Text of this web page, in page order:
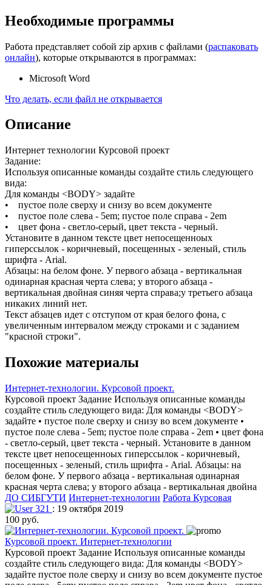
Необходимые программы
Работа представляет собой zip архив с файлами (распаковать
онлайн), которые открываются в программах:
Microsoft Word
Что делать, если файл не открывается
Описание
Интернет технологии Курсовой проект
Задание:
Используя описанные команды создайте стиль следующего
вида:
Для команды <BODY> задайте
• пустое поле сверху и снизу во всем документе
• пустое поле слева - 5em; пустое поле справа - 2em
• цвет фона - светло-серый, цвет текста - черный.
Установите в данном тексте цвет непосещенноых
гиперссылок - коричневый, посещенных - зеленый, стиль
шрифта - Arial.
Абзацы: на белом фоне. У первого абзаца - вертикальная
одинарная красная черта слева; у второго абзаца -
вертикальная двойная синяя черта справа;у третьего абзаца
никаких линий нет.
Текст абзацев идет с отступом от края белого фона, с
увеличенным интервалом между строками и с заданием
"красной строки".
Похожие материалы
Интернет-технологии. Курсовой проект.
Курсовой проект Задание Используя описанные команды
создайте стиль следующего вида: Для команды <BODY>
задайте • пустое поле сверху и снизу во всем документе •
пустое поле слева - 5em; пустое поле справа - 2em • цвет фона
- светло-серый, цвет текста - черный. Установите в данном
тексте цвет непосещенноых гиперссылок - коричневый,
посещенных - зеленый, стиль шрифта - Arial. Абзацы: на
белом фоне. У первого абзаца - вертикальная одинарная
красная черта слева; у второго абзаца - вертикальная двойна
ДО СИБГУТИ Интернет-технологии Работа Курсовая
321 : 19 октября 2019
100 руб.
Курсовой проект. Интернет-технологии
Курсовой проект Задание Используя описанные команды
создайте стиль следующего вида: Для команды <BODY>
задайте пустое поле сверху и снизу во всем документе пустое